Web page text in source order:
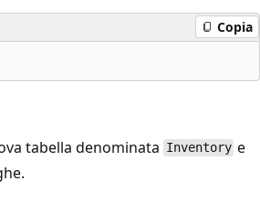
Copia
tabella denominata Inventory e